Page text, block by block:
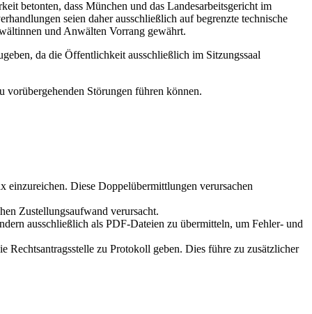
betonten, dass München und das Landesarbeitsgericht im
seien daher ausschließlich auf begrenzte technische
und Anwälten Vorrang gewährt.
da die Öffentlichkeit ausschließlich im Sitzungssaal
vorübergehenden Störungen führen können.
Diese Doppelübermittlungen verursachen
Zustellungsaufwand verursacht.
ausschließlich als PDF-Dateien zu übermitteln, um Fehler- und
Rechtsantragsstelle zu Protokoll geben. Dies führe zu zusätzlicher